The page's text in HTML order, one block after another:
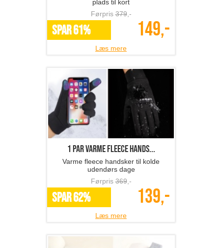
plads til kort
Førpris379,-
SPAR 61% 149,-
Læs mere
1 par varme fleece hands...
Varme fleece handsker til kolde
udendørs dage
Førpris369,-
SPAR 62% 139,-
Læs mere